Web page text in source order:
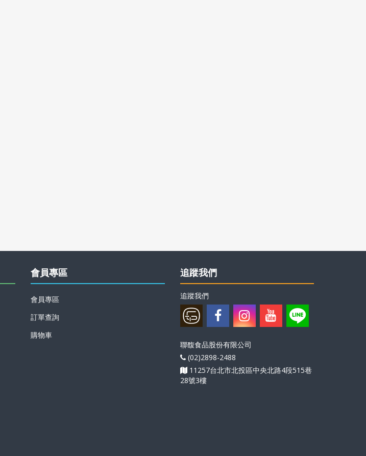
會員專區
會員專區
訂單查詢
購物車
追蹤我們
追蹤我們
聯馥食品股份有限公司
(02)2898-2488
11257台北市北投區中央北路4段515巷
28號3樓